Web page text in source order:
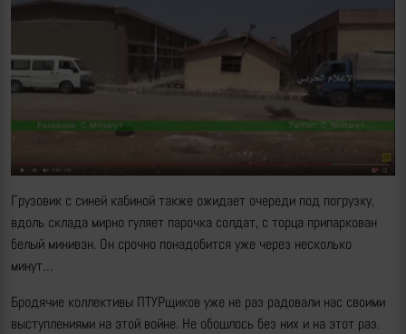
Грузовик с синей кабиной также ожидает очереди под погрузку,
вдоль склада мирно гуляет парочка солдат, с торца припаркован
белый минивэн. Он срочно понадобится уже через несколько
минут…
Бродячие коллективы ПТУРщиков уже не раз радовали нас своими
выступлениями на этой войне. Не обошлось без них и на этот раз.